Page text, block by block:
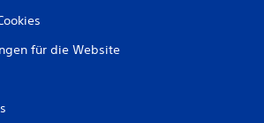
für die Website